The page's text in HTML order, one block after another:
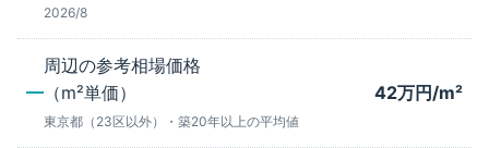
2026/8
周辺の参考相場価格
（m²単価）
東京都（23区以外） ・築20年以上の平均値
42万円/m²